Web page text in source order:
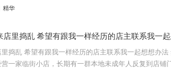
精华
店里捣乱 希望有跟我一样经历的店主联系我一
捣乱 希望有跟我一样经历的店主联系我一起想想办
店，长期有一群本地未成年人反复到店铺门口进行骚扰，具体情况： 1. 这群孩子